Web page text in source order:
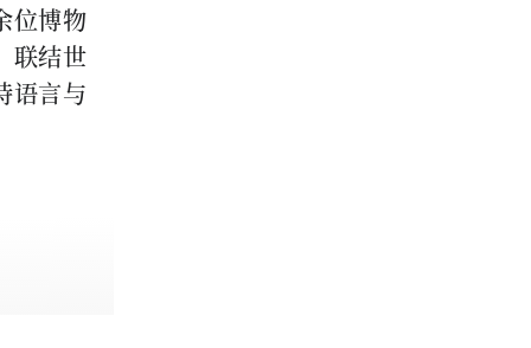
位博物
联结世
语言与